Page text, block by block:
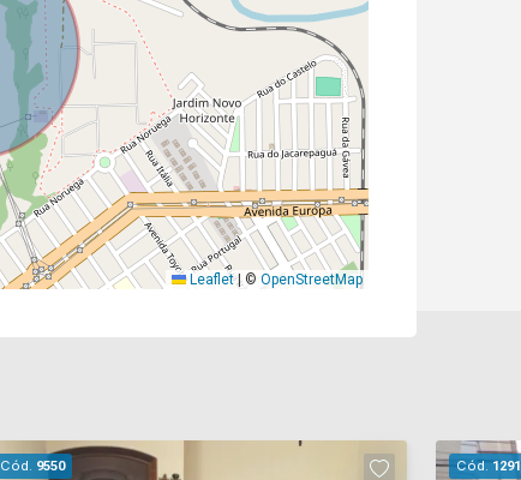
Leaflet |© OpenStreetMap
Cód. 9550 Cód. 1291